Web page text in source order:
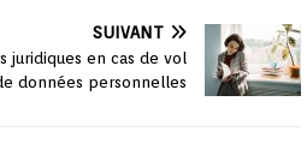
SUIVANT
juridiques en cas de vol
données personnelles